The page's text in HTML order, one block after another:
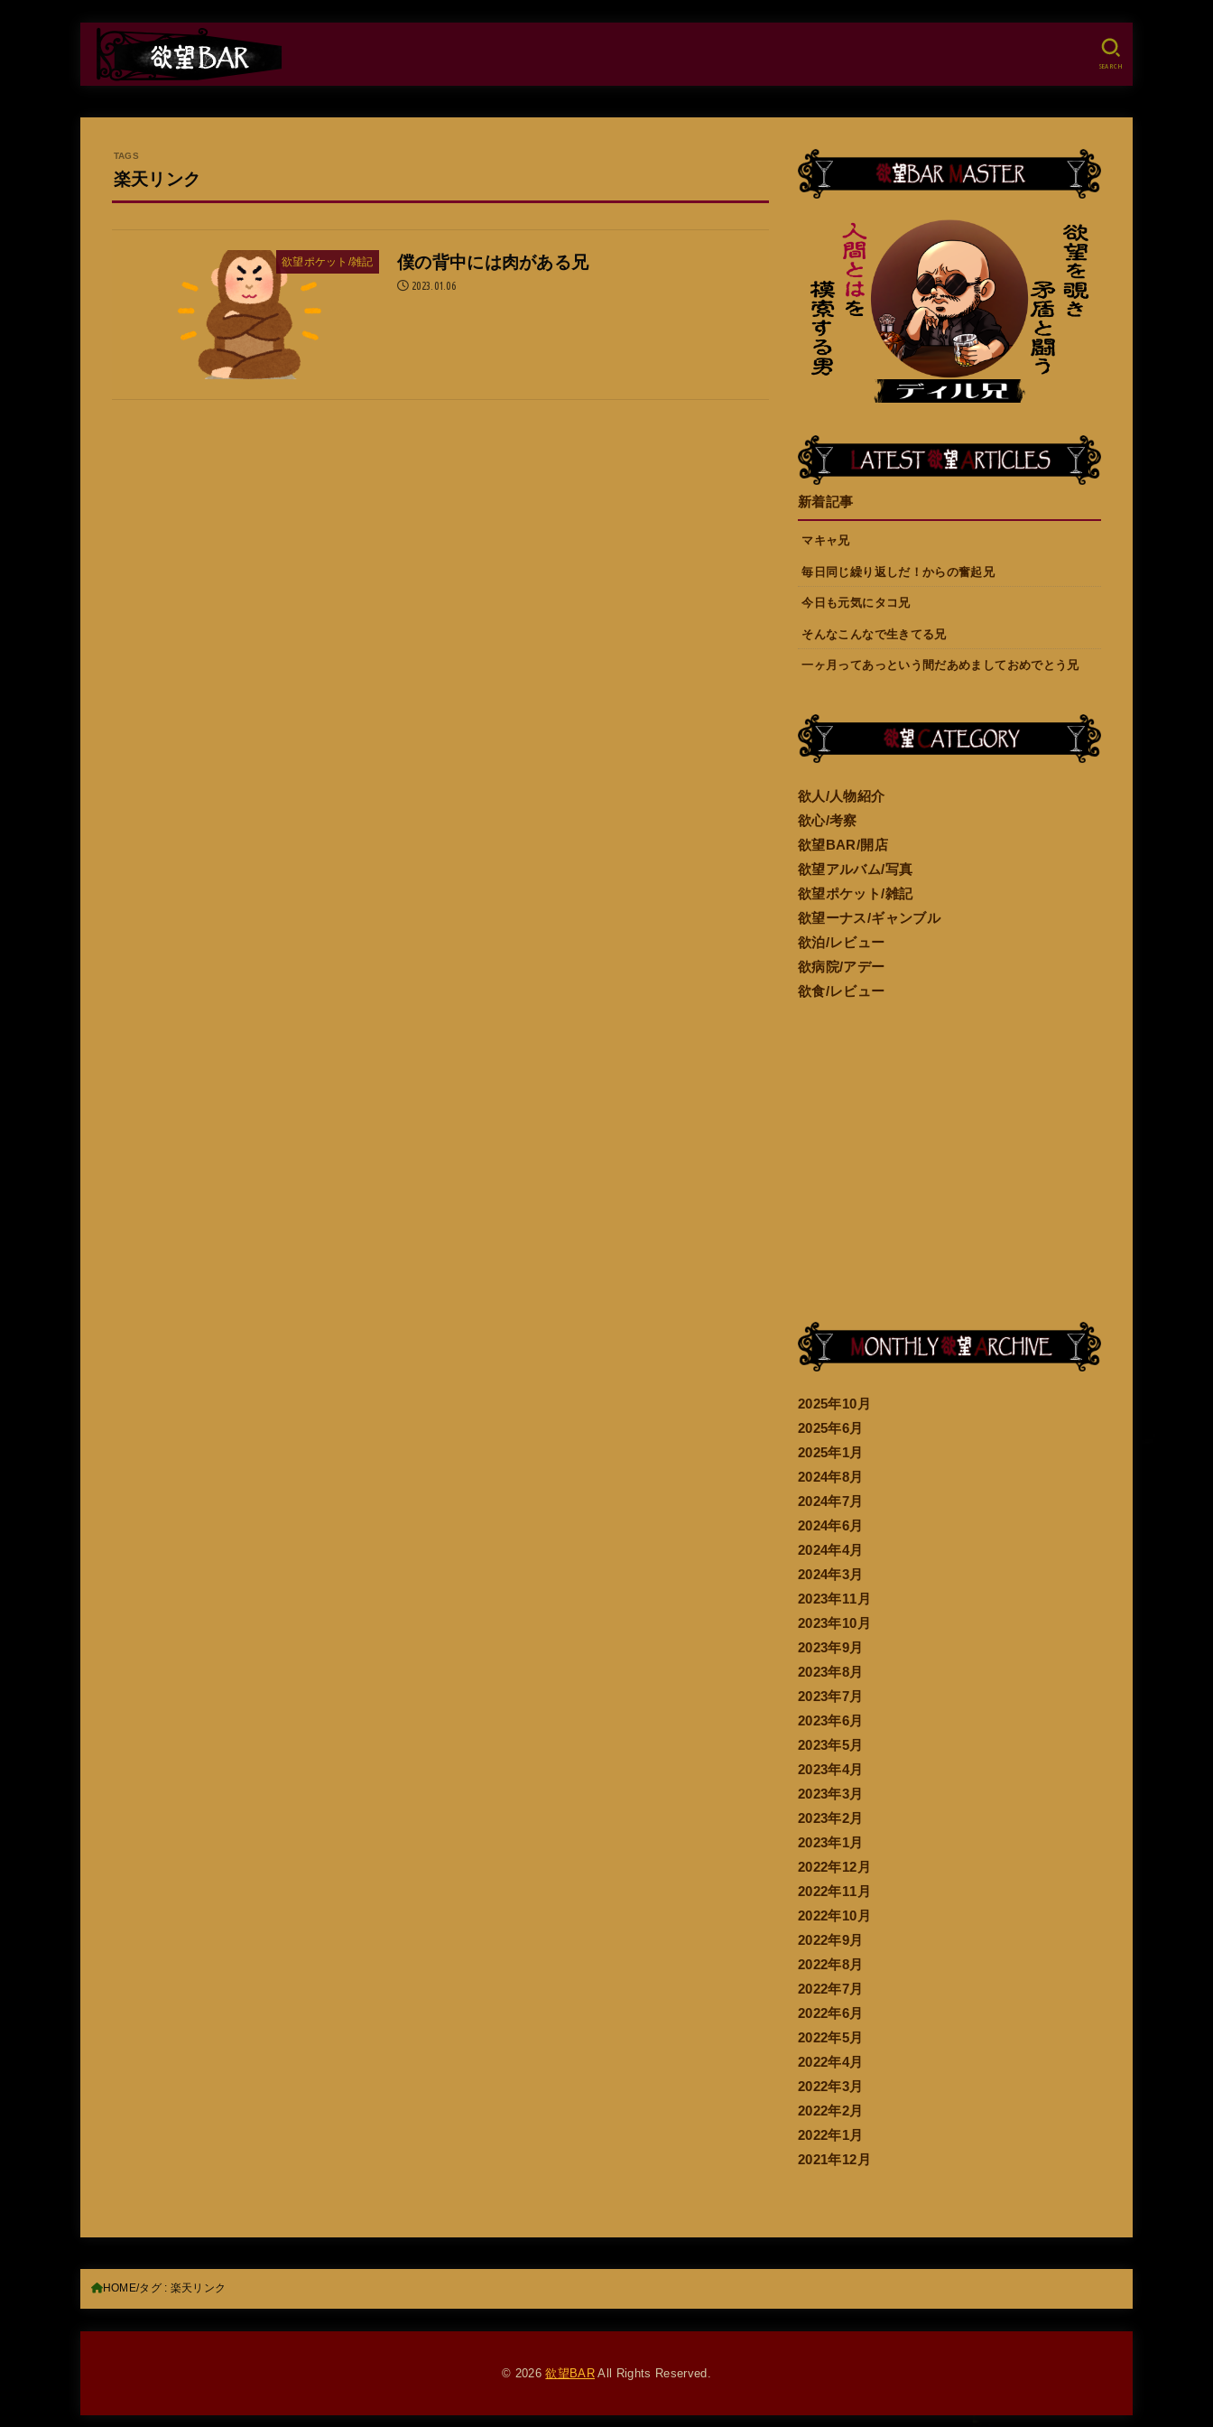
SEARCH
楽天リンク
欲望ポケット/雑記 僕の背中には肉がある兄
2023.01.06
新着記事
マキャ兄
毎日同じ繰り返しだ！からの奮起兄
今日も元気にタコ兄
そんなこんなで生きてる兄
一ヶ月ってあっという間だあめましておめでとう兄
欲人/人物紹介
欲心/考察
欲望BAR/開店
欲望アルバム/写真
欲望ポケット/雑記
欲望ーナス/ギャンブル
欲泊/レビュー
欲病院/アデー
欲食/レビュー
2025年10月
2025年6月
2025年1月
2024年8月
2024年7月
2024年6月
2024年4月
2024年3月
2023年11月
2023年10月
2023年9月
2023年8月
2023年7月
2023年6月
2023年5月
2023年4月
2023年3月
2023年2月
2023年1月
2022年12月
2022年11月
2022年10月
2022年9月
2022年8月
2022年7月
2022年6月
2022年5月
2022年4月
2022年3月
2022年2月
2022年1月
2021年12月
HOME タグ : 楽天リンク
© 2026欲望BAR All Rights Reserved.